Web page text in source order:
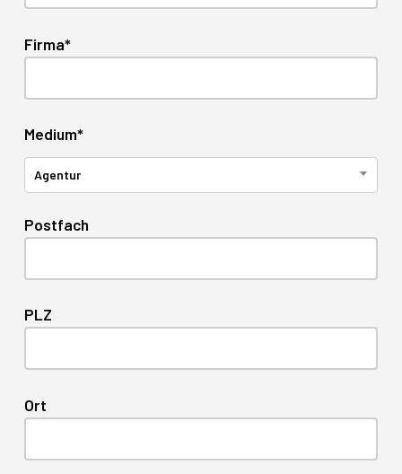
Firma*
Medium*
Agentur
Postfach
PLZ
Ort